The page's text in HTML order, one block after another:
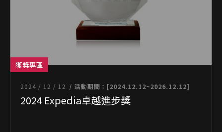
獲獎專區
2024 / 12 / 12 / 活動期間：[2024.12.12~2026.12.12]
2024 Expedia卓越進步獎